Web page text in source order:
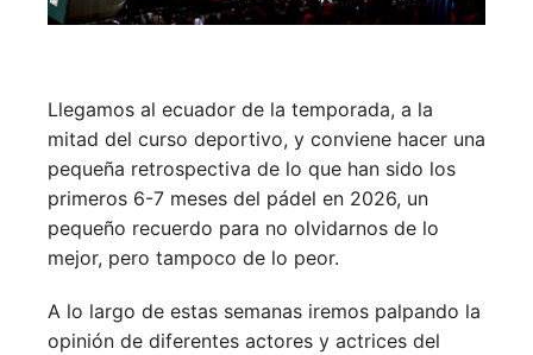
Llegamos al ecuador de la temporada, a la
mitad del curso deportivo, y conviene hacer una
pequeña retrospectiva de lo que han sido los
primeros 6-7 meses del pádel en 2026, un
pequeño recuerdo para no olvidarnos de lo
mejor, pero tampoco de lo peor.
A lo largo de estas semanas iremos palpando la
opinión de diferentes actores y actrices del